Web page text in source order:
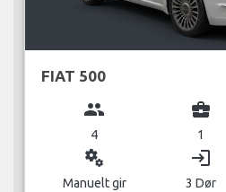
FIAT 500
group
4
business_center
1
miscellaneous_services
Manuelt gir
login
3 Dør